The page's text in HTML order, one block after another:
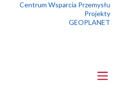
Centrum Wsparcia Przemysłu
Projekty
GEOPLANET